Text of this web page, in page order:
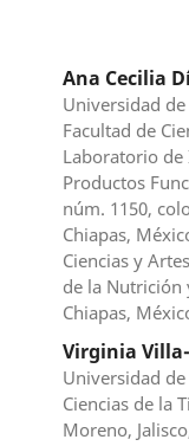
Ana Cecilia
Universidad de
Facultad de
Laboratorio
Productos
núm. 1150,
Chiapas,
Ciencias y
de la Nutrición
Chiapas,
Virginia
Universidad
Ciencias de la
Moreno,